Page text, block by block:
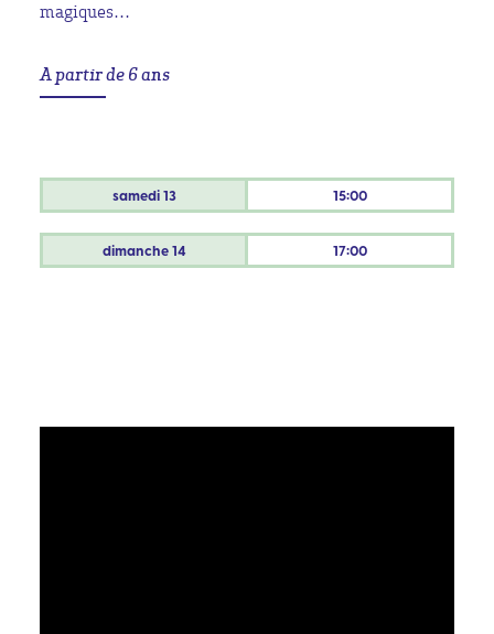
magiques…
A partir de 6 ans
samedi13 15:00
dimanche14 17:00